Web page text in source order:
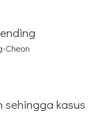
Cheon
sehingga kasus